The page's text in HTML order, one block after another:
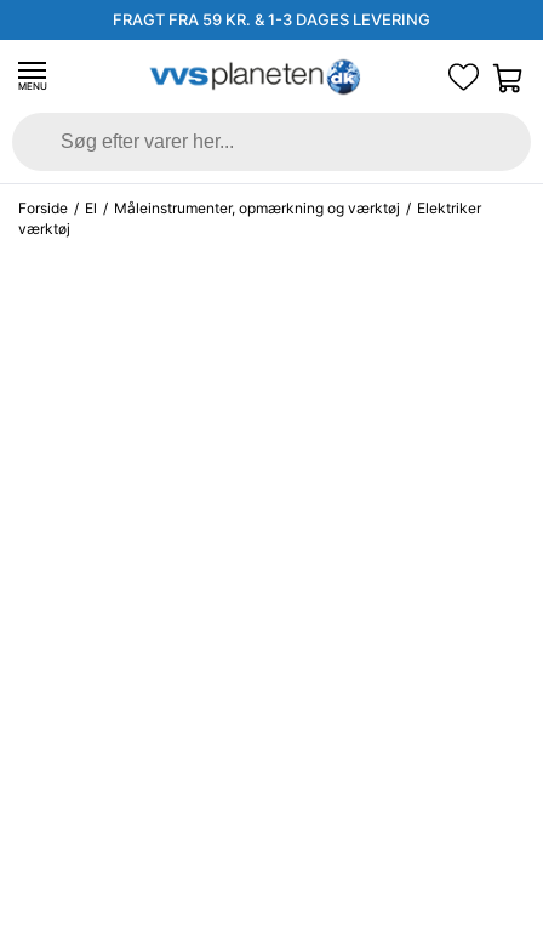
FRAGT FRA 59 KR. & 1-3 DAGES LEVERING
MENU
Forside / El / Måleinstrumenter, opmærkning og værktøj / Elektriker
værktøj